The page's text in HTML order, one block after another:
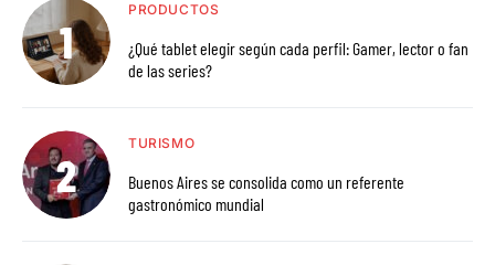
PRODUCTOS
¿Qué tablet elegir según cada perfil: Gamer, lector o fan
de las series?
TURISMO
Buenos Aires se consolida como un referente
gastronómico mundial